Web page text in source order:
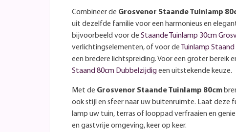
Combineer de Grosvenor Staande Tuinlamp
uit dezelfde familie voor een harmonieus en
bijvoorbeeld voor de Staande Tuinlamp 30cm
verlichtingselementen, of voor de
Tuinlamp
een bredere lichtspreiding. Voor een groter bereik
Staand 80cm Dubbelzijdigeen uitstekende keuze.
Met de Grosvenor Staande Tuinlamp 80cm
ook stijl en sfeer naar uw buitenruimte. Laat deze
lamp uw tuin, terras of looppad verfraaien en
en gastvrije omgeving, keer op keer.